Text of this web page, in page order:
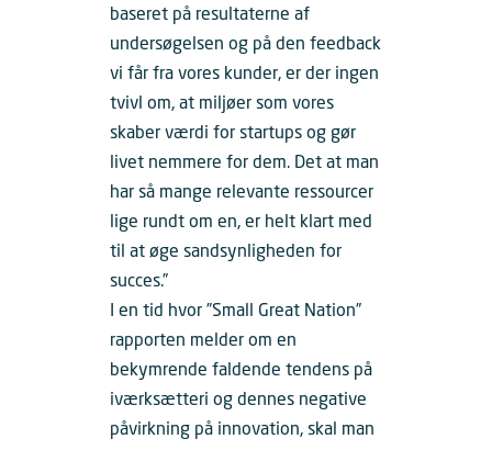
baseret på resultaterne af
undersøgelsen og på den feedback
vi får fra vores kunder, er der ingen
tvivl om, at miljøer som vores
skaber værdi for startups og gør
livet nemmere for dem. Det at man
har så mange relevante ressourcer
lige rundt om en, er helt klart med
til at øge sandsynligheden for
succes.”
I en tid hvor ”Small Great Nation”
rapporten melder om en
bekymrende faldende tendens på
iværksætteri og dennes negative
påvirkning på innovation, skal man